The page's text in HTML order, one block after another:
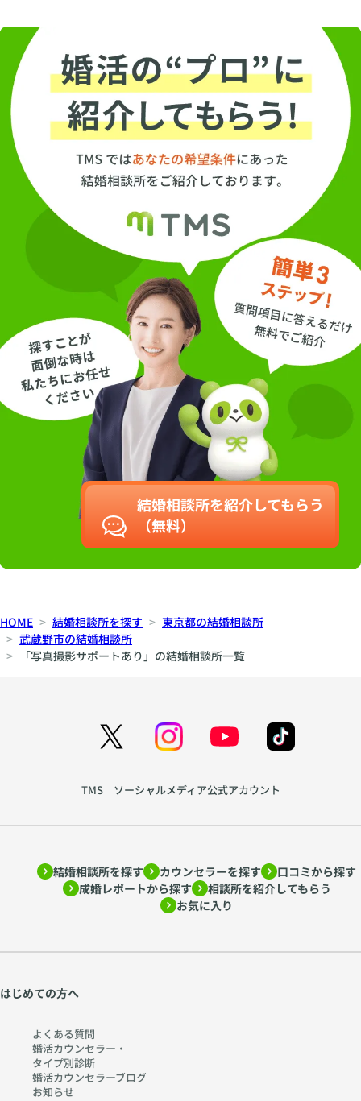
結婚相談所を紹介してもらう
（無料）
HOME 結婚相談所を探す
東京都の結婚相談所
武蔵野市の結婚相談所
「写真撮影サポートあり」の結婚相談所一覧
TMS ソーシャルメディア公式アカウント
結婚相談所を探す カウンセラーを探す
口コミから探す
成婚レポートから探す
相談所を紹介してもらう
お気に入り
はじめての方へ
よくある質問
婚活カウンセラー・
タイプ別診断
婚活カウンセラーブログ
お知らせ